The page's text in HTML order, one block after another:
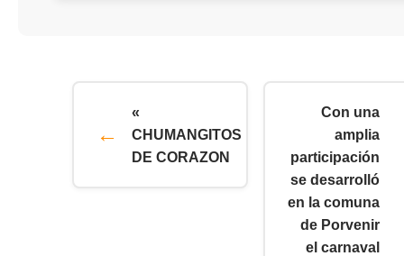
«
CHUMANGITOS
DE CORAZON
Con una
amplia
participación
se desarrolló
en la comuna
de Porvenir
el carnaval